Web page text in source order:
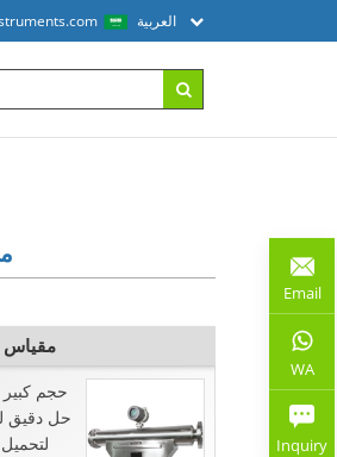
العربية
مقياس
Email
WA
Inquiry